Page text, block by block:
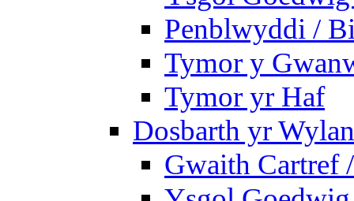
Penblwyddi /
Tymor y
Tymor yr Haf
Dosbarth yr
Gwaith Cartref